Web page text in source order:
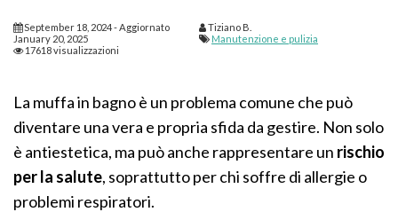
September 18, 2024- Aggiornato
January 20, 2025
Tiziano B.
Manutenzione e pulizia
17618 visualizzazioni
La muffa in bagno è un problema comune che può
diventare una vera e propria sfida da gestire. Non solo
è antiestetica, ma può anche rappresentare un rischio
per la salute, soprattutto per chi soffre di allergie o
problemi respiratori.